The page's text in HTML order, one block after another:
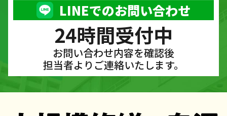
LINEでのお問い合わせ
24時間受付中
お問い合わせ内容を確認後
担当者よりご連絡いたします。